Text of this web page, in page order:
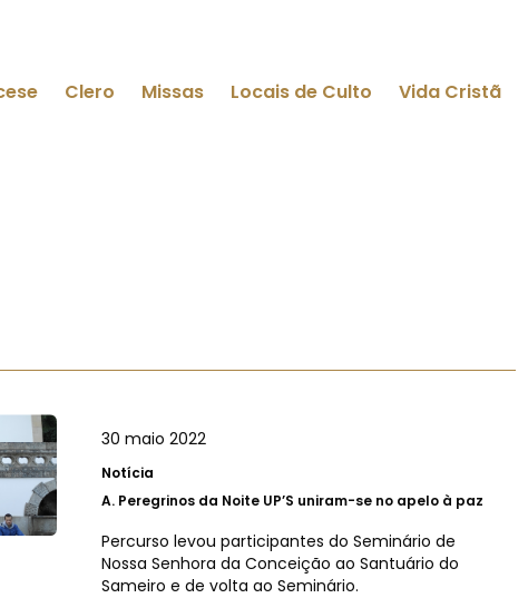
Clero Missas Locais de Culto Vida Cristã
30 maio 2022
Notícia
A. Peregrinos da Noite UP’S uniram-se no apelo à paz
Percurso levou participantes do Seminário de
Nossa Senhora da Conceição ao Santuário do
Sameiro e de volta ao Seminário.